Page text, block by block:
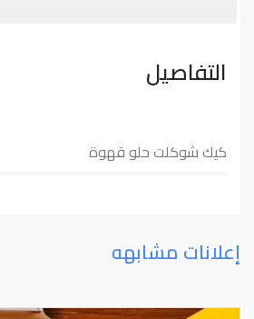
التفاصيل
كيك شوكلت حلو قهوة
إعلانات مشابهه